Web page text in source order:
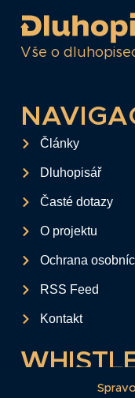
Vše o
Články
Dluhopisář
Časté dotazy
O projektu
Ochrana
RSS Feed
Kontakt
Tento formulář